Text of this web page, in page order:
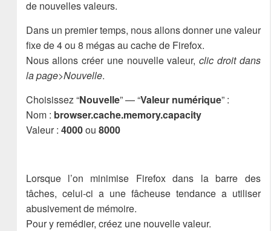
de nouvelles valeurs.
Dans un premier temps, nous allons donner une valeur
fixe de 4 ou 8 mégas au cache de Firefox.
Nous allons créer une nouvelle valeur,clic droit dans
la page>Nouvelle.
Choisissez “Nouvelle” — “Valeur numérique” :
Nom : browser.cache.memory.capacity
Valeur : 4000ou 8000
Lorsque l’on minimise Firefox dans la barre des
tâches, celui-ci a une fâcheuse tendance a utiliser
abusivement de mémoire.
Pour y remédier, créez une nouvelle valeur.